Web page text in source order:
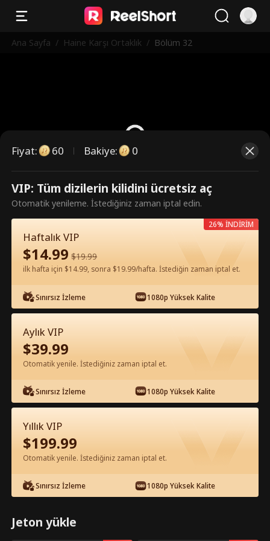
Ana Sayfa / Haine Karşı Ortaklık / Bölüm 32
Bunlar ücretli bölümler. İzlemek
için kilidi açın.
Uygulamada Ücretsiz İzle
Bölüm 32 - Haine Karşı Ortaklık Tam
Film
1-50 51-94
32 33 34 35 36
Fiyat: 60 Bakiye: 0
VIP: Tüm dizilerin kilidini ücretsiz aç
Otomatik yenileme. İstediğiniz zaman iptal edin.
Haftalık VIP
$14.99 $19.99
ilk hafta için $14.99, sonra $19.99/hafta. İstediğin zaman iptal et.
Sınırsız İzleme 1080p Yüksek Kalite
26% İNDİRİM
Aylık VIP
$39.99
Otomatik yenile. İstediğiniz zaman iptal et.
Sınırsız İzleme 1080p Yüksek Kalite
Yıllık VIP
$199.99
Otomatik yenile. İstediğiniz zaman iptal et.
Sınırsız İzleme 1080p Yüksek Kalite
Jeton yükle